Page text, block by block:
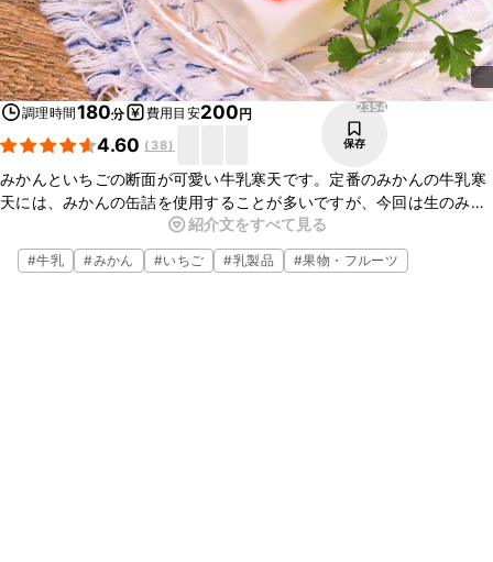
調理時間180分 費用目安200円
4.60 ( 38)
2354
保存
みかんといちごの断面が可愛い牛乳寒天です。定番のみかんの牛乳寒
天には、みかんの缶詰を使用することが多いですが、今回は生のみか
んを使用しました。キウイ、パイナップルなどを一緒にいれても、か
わいい断面の寒天になります。是非お試しください。
紹介文をすべて見る
#牛乳 #みかん #いちご #乳製品 #果物・フルーツ